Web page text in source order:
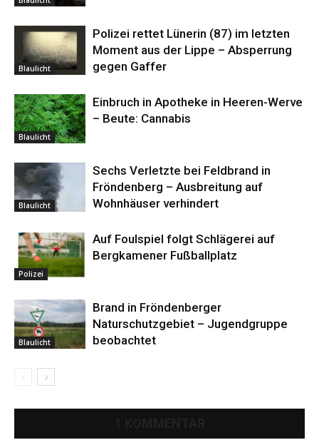
Blaulicht
Polizei rettet Lünerin (87) im letzten
Moment aus der Lippe – Absperrung
gegen Gaffer
Blaulicht
Einbruch in Apotheke in Heeren-Werve
– Beute: Cannabis
Blaulicht
Sechs Verletzte bei Feldbrand in
Fröndenberg – Ausbreitung auf
Wohnhäuser verhindert
Polizei
Auf Foulspiel folgt Schlägerei auf
Bergkamener Fußballplatz
Blaulicht
Brand in Fröndenberger
Naturschutzgebiet – Jugendgruppe
beobachtet